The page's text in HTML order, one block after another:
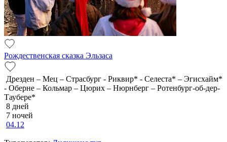
Рождественская сказка Эльзаса
Дрезден – Мец – Страсбург - Риквир* - Селеста* – Эгисхайм*
- Оберне – Кольмар – Цюрих – Нюрнберг – Ротенбург-об-дер-
Таубере*
8 дней
7 ночей
04.12